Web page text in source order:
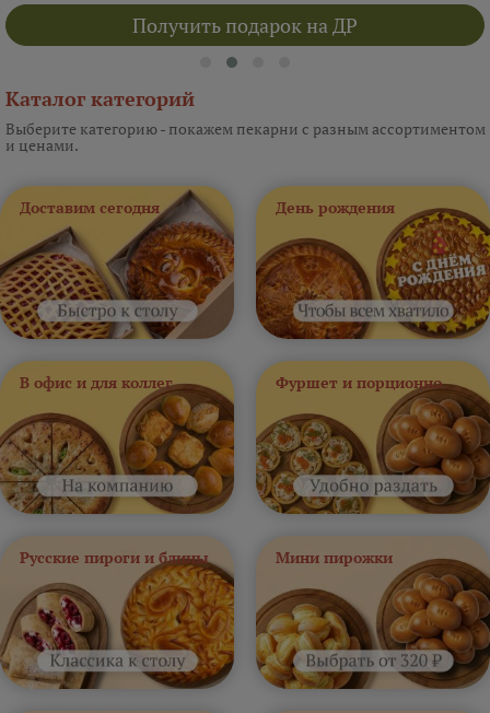
Получить подарок на ДР
Каталог категорий
Выберите категорию - покажем пекарни с разным ассортиментом
и ценами.
Доставим сегодня День рождения
В офис и для коллег Фуршет и порционно
Русские пироги и блины Мини пирожки